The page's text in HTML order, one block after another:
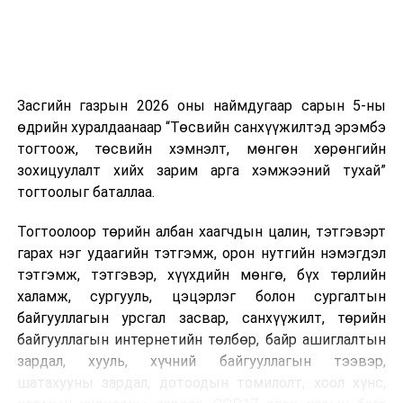
Шинэ хууль Францын зах зээлд үйлчилдэг гадаадын
дуудлагын төвүүдэд нөлөөлөхөөр байна. Тухайлбал,
Мароккогийн дуудлагын төвүүдийн орлогын 80 гаруй
хувь Францын зах зээлээс бүрддэг бөгөөд тус улсын
40–50 мянган ажлын байр эрсдэлд орж болзошгүйг
Засгийн газрын 2026 оны наймдугаар сарын 5-ны
өдрийн хуралдаанаар “Төсвийн санхүүжилтэд эрэмбэ
тогтоож, төсвийн хэмнэлт, мөнгөн хөрөнгийн
зохицуулалт хийх зарим арга хэмжээний тухай”
тогтоолыг баталлаа.
Тогтоолоор төрийн албан хаагчдын цалин, тэтгэвэрт
гарах нэг удаагийн тэтгэмж, орон нутгийн нэмэгдэл
тэтгэмж, тэтгэвэр, хүүхдийн мөнгө, бүх төрлийн
халамж, сургууль, цэцэрлэг болон сургалтын
байгууллагын урсгал засвар, санхүүжилт, төрийн
байгууллагын интернетийн төлбөр, байр ашиглалтын
зардал, хууль, хүчний байгууллагын тээвэр,